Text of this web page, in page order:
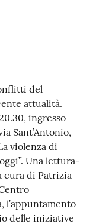
del
attualità.
ingresso
Sant’Antonio,
violenza di
Una lettura-
cura di Patrizia
l’appuntamento
delle iniziative